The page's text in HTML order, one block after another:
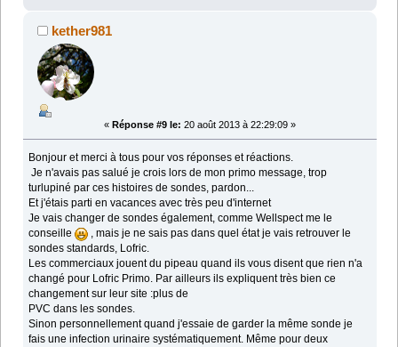
kether981
« Réponse #9 le: 20 août 2013 à 22:29:09 »
Bonjour et merci à tous pour vos réponses et réactions.
Je n'avais pas salué je crois lors de mon primo message, trop
turlupiné par ces histoires de sondes, pardon...
Et j'étais parti en vacances avec très peu d'internet
Je vais changer de sondes également, comme Wellspect me le
conseille
, mais je ne sais pas dans quel état je vais retrouver le
sondes standards, Lofric.
Les commerciaux jouent du pipeau quand ils vous disent que rien n'a
changé pour Lofric Primo. Par ailleurs ils expliquent très bien ce
changement sur leur site :plus de
PVC dans les sondes.
Sinon personnellement quand j'essaie de garder la même sonde je
fais une infection urinaire systématiquement. Même pour deux